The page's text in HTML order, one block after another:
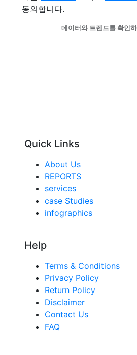
동의합니다.
데이터와 트렌드를 확인
Quick Links
About Us
REPORTS
services
case Studies
infographics
Help
Terms & Conditions
Privacy Policy
Return Policy
Disclaimer
Contact Us
FAQ